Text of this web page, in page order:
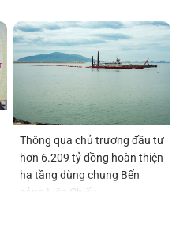
Thông qua chủ trương đầu tư
hơn 6.209 tỷ đồng hoàn thiện
hạ tầng dùng chung Bến
cảng Liên Chiểu